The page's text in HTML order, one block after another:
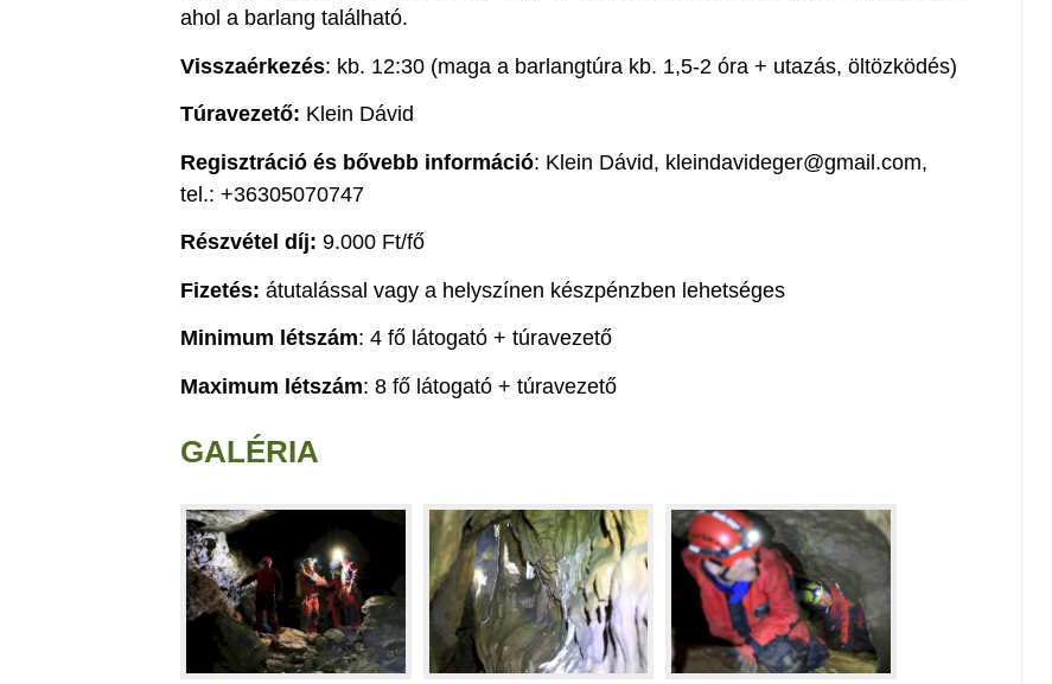
ahol a barlang található.
Visszaérkezés: kb. 12:30 (maga a barlangtúra kb. 1,5-2 óra + utazás, öltözködés)
Túravezető: Klein Dávid
Regisztráció és bővebb információ: Klein Dávid, kleindavideger@gmail.com,
tel.: +36305070747
Részvétel díj: 9.000 Ft/fő
Fizetés: átutalással vagy a helyszínen készpénzben lehetséges
Minimum létszám: 4 fő látogató + túravezető
Maximum létszám: 8 fő látogató + túravezető
GALÉRIA